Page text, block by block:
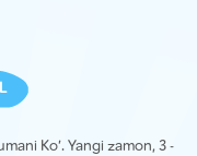
Ko’. Yangi zamon, 3 -